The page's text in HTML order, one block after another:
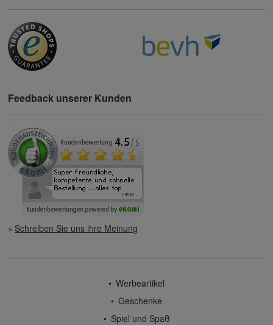
Feedback unserer Kunden
Schreiben Sie uns ihre Meinung
Werbeartikel
Geschenke
Spiel und Spaß